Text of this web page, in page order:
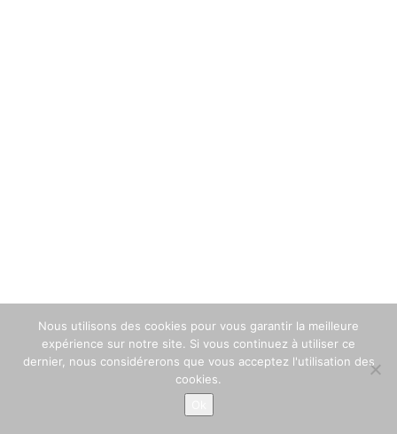
+33 559 636 238
Nous utilisons des cookies pour vous garantir la meilleure
expérience sur notre site. Si vous continuez à utiliser ce
dernier, nous considérerons que vous acceptez l'utilisation des
cookies.